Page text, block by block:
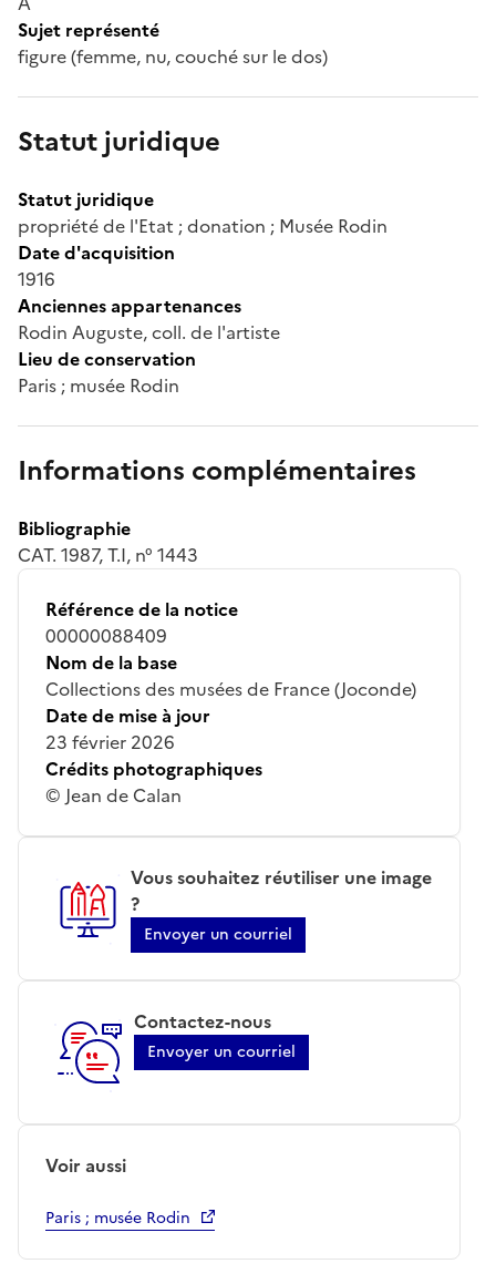
Sujet représenté
figure (femme, nu, couché sur le dos)
Statut juridique
Statut juridique
propriété de l'Etat ; donation ; Musée Rodin
Date d'acquisition
1916
Anciennes appartenances
Rodin Auguste, coll. de l'artiste
Lieu de conservation
Paris ; musée Rodin
Informations complémentaires
Bibliographie
CAT. 1987, T.I, n° 1443
Référence de la notice
00000088409
Nom de la base
Collections des musées de France (Joconde)
Date de mise à jour
23 février 2026
Crédits photographiques
© Jean de Calan
Vous souhaitez réutiliser une image
?
Envoyer un courriel
Contactez-nous
Envoyer un courriel
Voir aussi
Paris ; musée Rodin